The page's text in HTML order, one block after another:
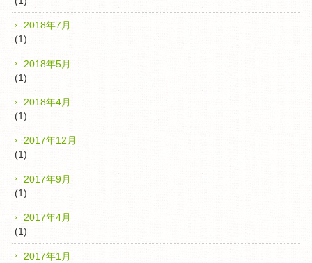
2018年7月
(1)
2018年5月
(1)
2018年4月
(1)
2017年12月
(1)
2017年9月
(1)
2017年4月
(1)
2017年1月